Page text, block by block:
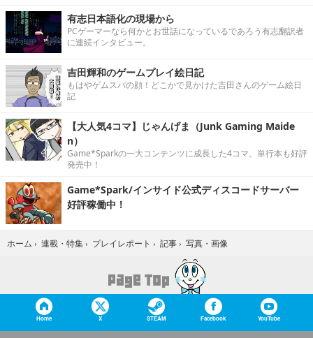
有志日本語化の現場から
PCゲーマーなら何かとお世話になっているであろう有志翻訳者
に連続インタビュー。
吉田輝和のゲームプレイ絵日記
もはやゲムスパの顔！どこかで見かけた吉田さんのゲーム絵日
記
【大人気4コマ】じゃんげま（Junk Gaming Maide
n）
Game*Sparkの一大コンテンツに成長した4コマ。単行本も好評
発売中！
Game*Spark/インサイド公式ディスコードサーバー
好評稼働中！
ホーム › 連載・特集 › プレイレポート › 記事 › 写真・画像
Home X STEAM Facebook YouTube